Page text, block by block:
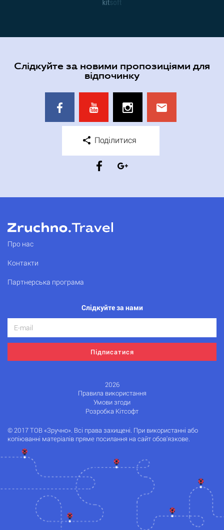
Слідкуйте за новими пропозиціями для
відпочинку
Поділитися
Про нас
Контакти
Партнерська програма
Слідкуйте за нами
Підписатися
2026
Правила використання
Умови згоди
Розробка Кітсофт
© 2017 ТОВ «Зручно». Всі права захищені. При використанні або
копіюванні матеріалів пряме посилання на сайт обов'язкове.